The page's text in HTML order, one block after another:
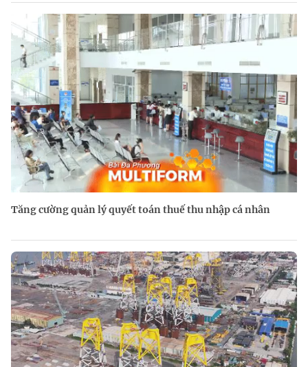
Tăng cường quản lý quyết toán thuế thu nhập cá nhân